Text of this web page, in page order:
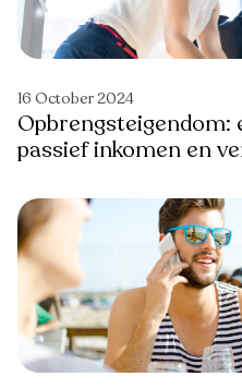
16 October 2024
Opbrengsteigendom:
passief inkomen en